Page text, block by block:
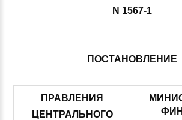
N 1567-1
ПОСТАНОВЛЕНИЕ
ПРАВЛЕНИЯ
ЦЕНТРАЛЬНОГО